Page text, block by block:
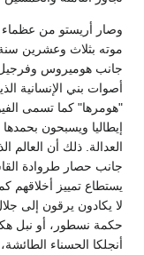
وصار أريستو من عظماء
موته بثلاث وعشرين
جانب هوميروس
أصوات بني الإنسانية
"هومرها" كما تسمى
إيطاليا ويسبحون
العدالة. ذلك أن العالم
جانب حصار طروادة
يستطاع تمييز أخلاقهم
لا يكادون يرقون إلى
حكمة نسطور، أو نبل